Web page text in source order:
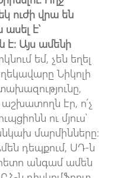
ուժի վրա են
է՝
է։ Այս ամենի
եմ, չեն եղել
Նիկոլի
էր, ո՛չ
ու մյուս՝
մարմինները։
դեպքում, ՍԴ-ն
անգամ ամեն